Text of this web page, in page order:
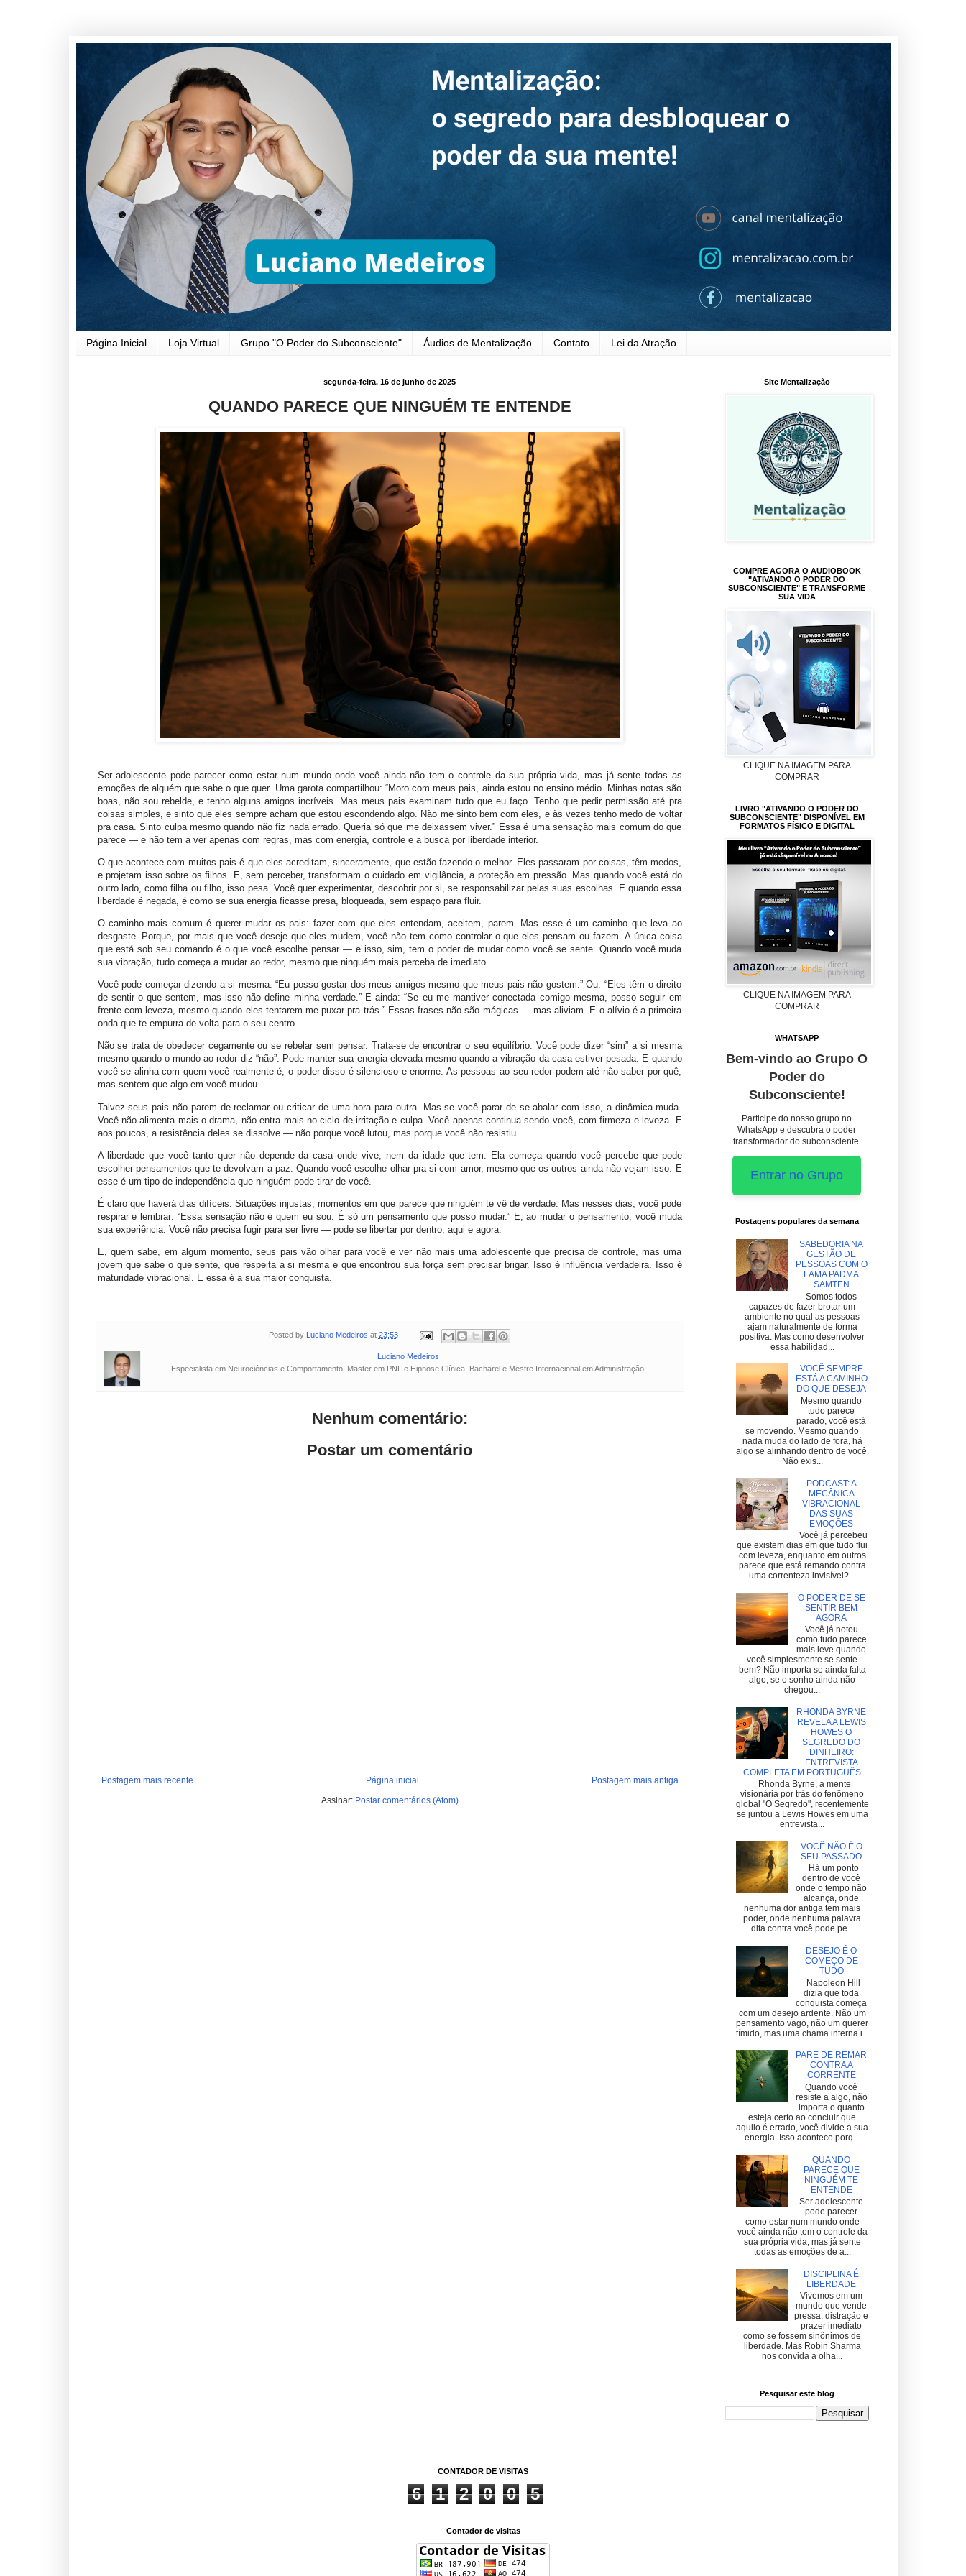
Página Inicial Loja Virtual Grupo "O Poder do Subconsciente" Áudios de Mentalização Contato Lei da Atração
segunda-feira, 16 de junho de 2025
QUANDO PARECE QUE NINGUÉM TE ENTENDE
Ser adolescente pode parecer como estar num mundo onde você ainda não tem o controle da sua própria vida, mas já sente todas as
emoções de alguém que sabe o que quer. Uma garota compartilhou: “Moro com meus pais, ainda estou no ensino médio. Minhas notas são
boas, não sou rebelde, e tenho alguns amigos incríveis. Mas meus pais examinam tudo que eu faço. Tenho que pedir permissão até pra
coisas simples, e sinto que eles sempre acham que estou escondendo algo. Não me sinto bem com eles, e às vezes tenho medo de voltar
pra casa. Sinto culpa mesmo quando não fiz nada errado. Queria só que me deixassem viver.” Essa é uma sensação mais comum do que
parece — e não tem a ver apenas com regras, mas com energia, controle e a busca por liberdade interior.
O que acontece com muitos pais é que eles acreditam, sinceramente, que estão fazendo o melhor. Eles passaram por coisas, têm medos,
e projetam isso sobre os filhos. E, sem perceber, transformam o cuidado em vigilância, a proteção em pressão. Mas quando você está do
outro lado, como filha ou filho, isso pesa. Você quer experimentar, descobrir por si, se responsabilizar pelas suas escolhas. E quando essa
liberdade é negada, é como se sua energia ficasse presa, bloqueada, sem espaço para fluir.
O caminho mais comum é querer mudar os pais: fazer com que eles entendam, aceitem, parem. Mas esse é um caminho que leva ao
desgaste. Porque, por mais que você deseje que eles mudem, você não tem como controlar o que eles pensam ou fazem. A única coisa
que está sob seu comando é o que você escolhe pensar — e isso, sim, tem o poder de mudar como você se sente. Quando você muda
sua vibração, tudo começa a mudar ao redor, mesmo que ninguém mais perceba de imediato.
Você pode começar dizendo a si mesma: “Eu posso gostar dos meus amigos mesmo que meus pais não gostem.” Ou: “Eles têm o direito
de sentir o que sentem, mas isso não define minha verdade.” E ainda: “Se eu me mantiver conectada comigo mesma, posso seguir em
frente com leveza, mesmo quando eles tentarem me puxar pra trás.” Essas frases não são mágicas — mas aliviam. E o alívio é a primeira
onda que te empurra de volta para o seu centro.
Não se trata de obedecer cegamente ou se rebelar sem pensar. Trata-se de encontrar o seu equilíbrio. Você pode dizer “sim” a si mesma
mesmo quando o mundo ao redor diz “não”. Pode manter sua energia elevada mesmo quando a vibração da casa estiver pesada. E quando
você se alinha com quem você realmente é, o poder disso é silencioso e enorme. As pessoas ao seu redor podem até não saber por quê,
mas sentem que algo em você mudou.
Talvez seus pais não parem de reclamar ou criticar de uma hora para outra. Mas se você parar de se abalar com isso, a dinâmica muda.
Você não alimenta mais o drama, não entra mais no ciclo de irritação e culpa. Você apenas continua sendo você, com firmeza e leveza. E
aos poucos, a resistência deles se dissolve — não porque você lutou, mas porque você não resistiu.
A liberdade que você tanto quer não depende da casa onde vive, nem da idade que tem. Ela começa quando você percebe que pode
escolher pensamentos que te devolvam a paz. Quando você escolhe olhar pra si com amor, mesmo que os outros ainda não vejam isso. E
esse é um tipo de independência que ninguém pode tirar de você.
É claro que haverá dias difíceis. Situações injustas, momentos em que parece que ninguém te vê de verdade. Mas nesses dias, você pode
respirar e lembrar: “Essa sensação não é quem eu sou. É só um pensamento que posso mudar.” E, ao mudar o pensamento, você muda
sua experiência. Você não precisa fugir para ser livre — pode se libertar por dentro, aqui e agora.
E, quem sabe, em algum momento, seus pais vão olhar para você e ver não mais uma adolescente que precisa de controle, mas uma
jovem que sabe o que sente, que respeita a si mesma e que encontrou sua força sem precisar brigar. Isso é influência verdadeira. Isso é
maturidade vibracional. E essa é a sua maior conquista.
Posted by Luciano Medeiros at 23:53
Luciano Medeiros
Especialista em Neurociências e Comportamento. Master em PNL e Hipnose Clínica. Bacharel e Mestre Internacional em Administração.
Nenhum comentário:
Postar um comentário
Postagem mais recente Postagem mais antiga
Página inicial
Assinar: Postar comentários (Atom)
Site Mentalização
COMPRE AGORA O AUDIOBOOK
"ATIVANDO O PODER DO
SUBCONSCIENTE" E TRANSFORME
SUA VIDA
CLIQUE NA IMAGEM PARA
COMPRAR
LIVRO "ATIVANDO O PODER DO
SUBCONSCIENTE" DISPONÍVEL EM
FORMATOS FÍSICO E DIGITAL
CLIQUE NA IMAGEM PARA
COMPRAR
WHATSAPP
Bem-vindo ao Grupo O
Poder do
Subconsciente!
Participe do nosso grupo no
WhatsApp e descubra o poder
transformador do subconsciente.
Entrar no Grupo
Postagens populares da semana
SABEDORIA NA
GESTÃO DE
PESSOAS COM O
LAMA PADMA
SAMTEN
Somos todos
capazes de fazer brotar um
ambiente no qual as pessoas
ajam naturalmente de forma
positiva. Mas como desenvolver
essa habilidad...
VOCÊ SEMPRE
ESTÁ A CAMINHO
DO QUE DESEJA
Mesmo quando
tudo parece
parado, você está
se movendo. Mesmo quando
nada muda do lado de fora, há
algo se alinhando dentro de você.
Não exis...
PODCAST: A
MECÂNICA
VIBRACIONAL
DAS SUAS
EMOÇÕES
Você já percebeu
que existem dias em que tudo flui
com leveza, enquanto em outros
parece que está remando contra
uma correnteza invisível?...
O PODER DE SE
SENTIR BEM
AGORA
Você já notou
como tudo parece
mais leve quando
você simplesmente se sente
bem? Não importa se ainda falta
algo, se o sonho ainda não
chegou...
RHONDA BYRNE
REVELA A LEWIS
HOWES O
SEGREDO DO
DINHEIRO:
ENTREVISTA
COMPLETA EM PORTUGUÊS
Rhonda Byrne, a mente
visionária por trás do fenômeno
global "O Segredo", recentemente
se juntou a Lewis Howes em uma
entrevista...
VOCÊ NÃO É O
SEU PASSADO
Há um ponto
dentro de você
onde o tempo não
alcança, onde
nenhuma dor antiga tem mais
poder, onde nenhuma palavra
dita contra você pode pe...
DESEJO É O
COMEÇO DE
TUDO
Napoleon Hill
dizia que toda
conquista começa
com um desejo ardente. Não um
pensamento vago, não um querer
tímido, mas uma chama interna i...
PARE DE REMAR
CONTRA A
CORRENTE
Quando você
resiste a algo, não
importa o quanto
esteja certo ao concluir que
aquilo é errado, você divide a sua
energia. Isso acontece porq...
QUANDO
PARECE QUE
NINGUÉM TE
ENTENDE
Ser adolescente
pode parecer
como estar num mundo onde
você ainda não tem o controle da
sua própria vida, mas já sente
todas as emoções de a...
DISCIPLINA É
LIBERDADE
Vivemos em um
mundo que vende
pressa, distração e
prazer imediato
como se fossem sinônimos de
liberdade. Mas Robin Sharma
nos convida a olha...
Pesquisar este blog
CONTADOR DE VISITAS
6 1 2 0 0 5
Contador de visitas